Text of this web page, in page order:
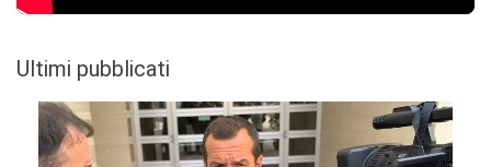
Ultimi pubblicati